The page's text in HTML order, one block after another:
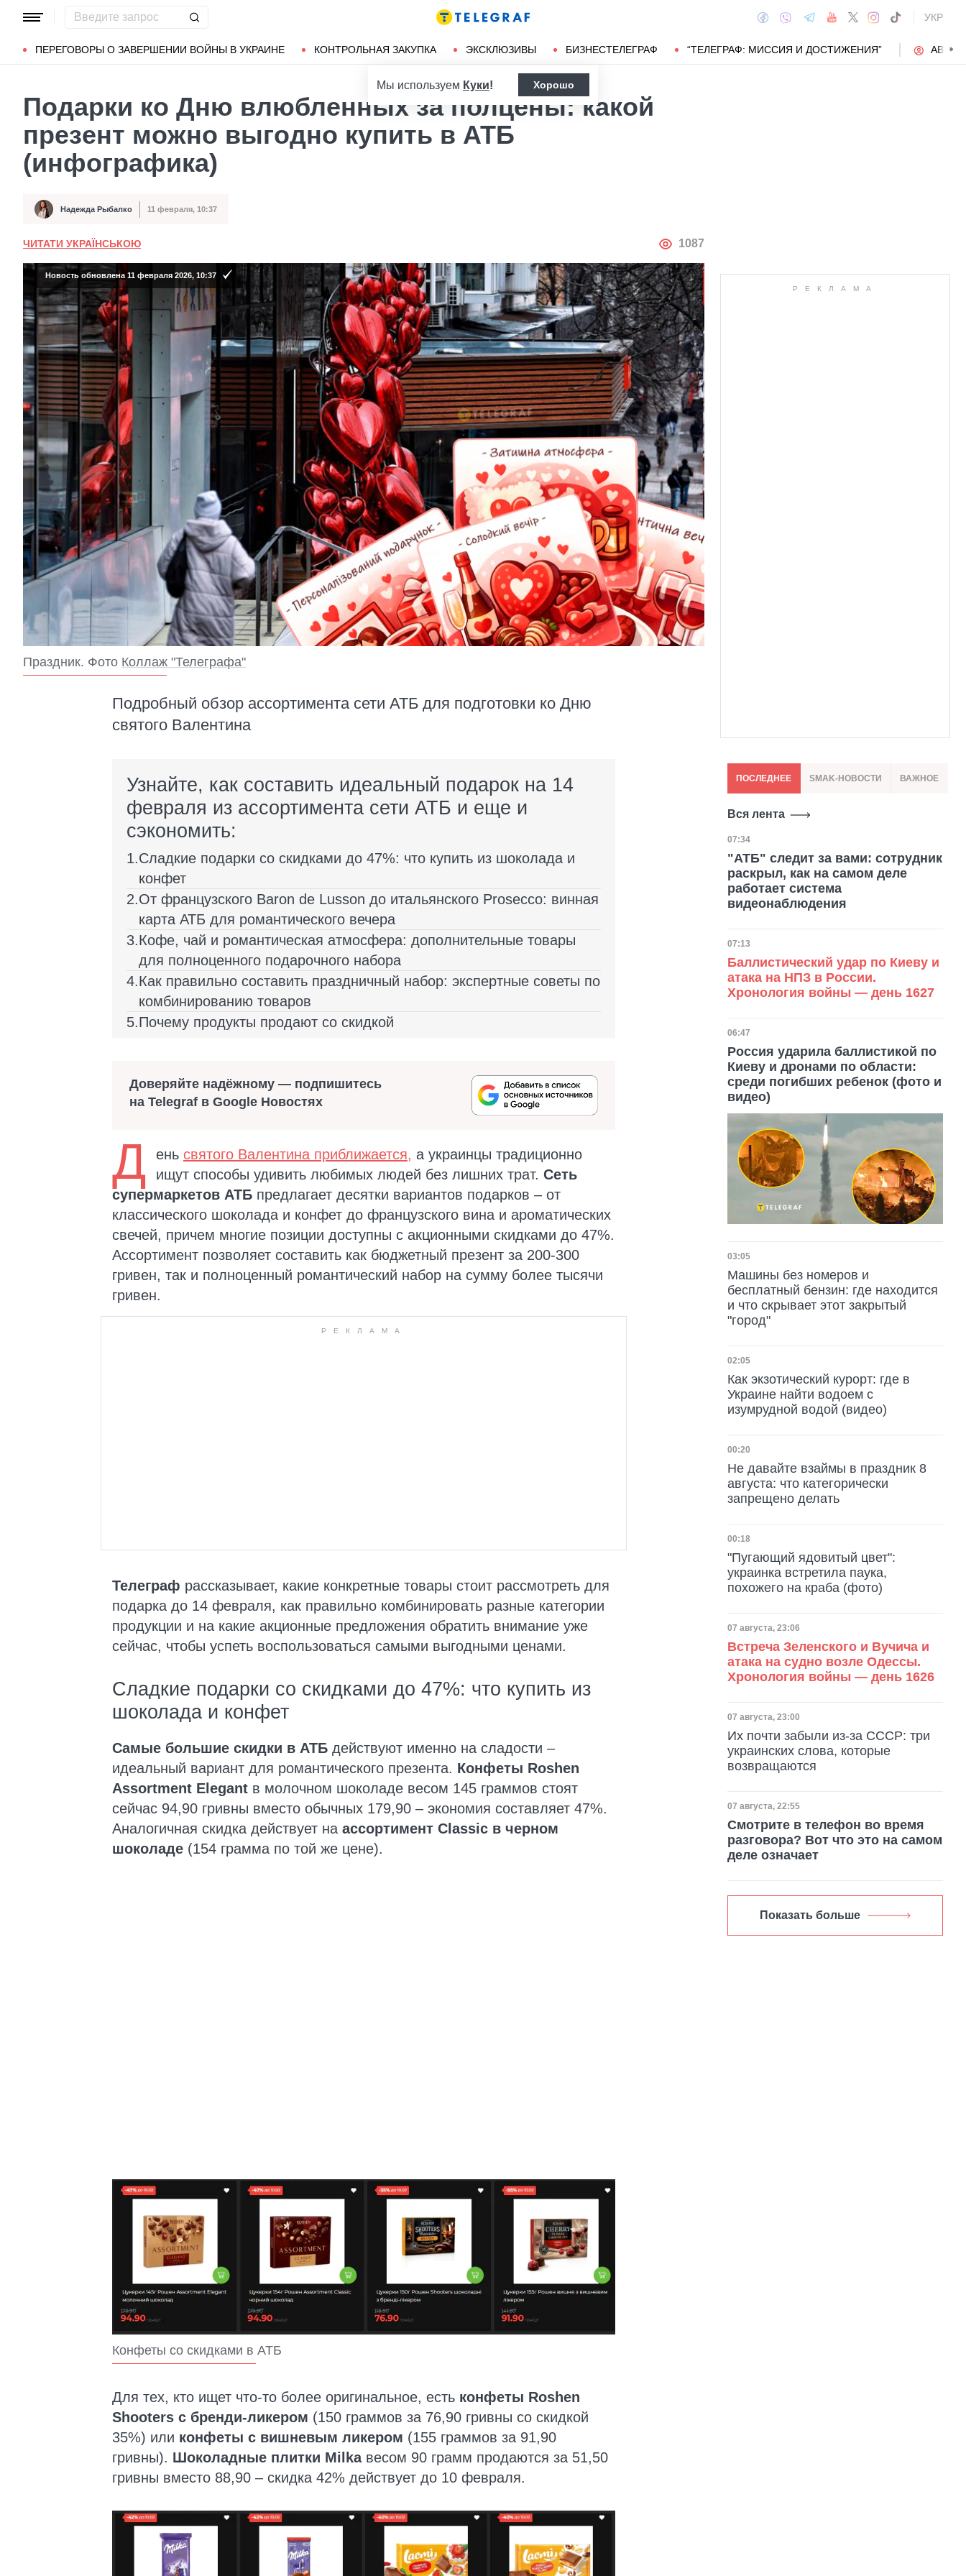
УКР
ПЕРЕГОВОРЫ О ЗАВЕРШЕНИИ ВОЙНЫ В УКРАИНЕ КОНТРОЛЬНАЯ ЗАКУПКА ЭКСКЛЮЗИВЫ БИЗНЕСТЕЛЕГРАФ “ТЕЛЕГРАФ: МИССИЯ И ДОСТИЖЕНИЯ”
Популярные запросы Мариуполь
Мы используем Куки! Хорошо
Подарки ко Дню влюбленных за полцены: какой
презент можно выгодно купить в АТБ
(инфографика)
Автор Надежда Рыбалко
Дата публикации 11 февраля, 10:37
ЧИТАТИ УКРАЇНСЬКОЮ АВТОР
1087
Новость обновлена 11 февраля 2026, 10:37
Праздник. Фото Коллаж "Телеграфа"
Подробный обзор ассортимента сети АТБ для подготовки ко Дню
святого Валентина
Узнайте, как составить идеальный подарок на 14
февраля из ассортимента сети АТБ и еще и
сэкономить:
Сладкие подарки со скидками до 47%: что купить из шоколада и
конфет
От французского Baron de Lusson до итальянского Prosecco: винная
карта АТБ для романтического вечера
Кофе, чай и романтическая атмосфера: дополнительные товары
для полноценного подарочного набора
Как правильно составить праздничный набор: экспертные советы по
комбинированию товаров
Почему продукты продают со скидкой
Доверяйте надёжному — подпишитесь
на Telegraf в Google Новостях
Д ень святого Валентина приближается, а украинцы традиционно
ищут способы удивить любимых людей без лишних трат. Сеть
супермаркетов АТБ предлагает десятки вариантов подарков – от
классического шоколада и конфет до французского вина и ароматических
свечей, причем многие позиции доступны с акционными скидками до 47%.
Ассортимент позволяет составить как бюджетный презент за 200-300
гривен, так и полноценный романтический набор на сумму более тысячи
гривен.
Телеграф рассказывает, какие конкретные товары стоит рассмотреть для
подарка до 14 февраля, как правильно комбинировать разные категории
продукции и на какие акционные предложения обратить внимание уже
сейчас, чтобы успеть воспользоваться самыми выгодными ценами.
Сладкие подарки со скидками до 47%: что купить из
шоколада и конфет
Самые большие скидки в АТБ действуют именно на сладости –
идеальный вариант для романтического презента. Конфеты Roshen
Assortment Elegant в молочном шоколаде весом 145 граммов стоят
сейчас 94,90 гривны вместо обычных 179,90 – экономия составляет 47%.
Аналогичная скидка действует на ассортимент Classic в черном
шоколаде (154 грамма по той же цене).
Конфеты со скидками в АТБ
Для тех, кто ищет что-то более оригинальное, есть конфеты Roshen
Shooters с бренди-ликером (150 граммов за 76,90 гривны со скидкой
35%) или конфеты с вишневым ликером (155 граммов за 91,90
гривны). Шоколадные плитки Milkaвесом 90 грамм продаются за 51,50
гривны вместо 88,90 – скидка 42% действует до 10 февраля.
ПОСЛЕДНЕЕ SMAK-НОВОСТИ ВАЖНОЕ
Вся лента
Дата публикации
07:34
"АТБ" следит за вами: сотрудник
раскрыл, как на самом деле
работает система
видеонаблюдения
Дата публикации
07:13
Баллистический удар по Киеву и
атака на НПЗ в России.
Хронология войны — день 1627
Дата публикации
06:47
Россия ударила баллистикой по
Киеву и дронами по области:
среди погибших ребенок (фото и
видео)
Дата публикации
03:05
Машины без номеров и
бесплатный бензин: где находится
и что скрывает этот закрытый
"город"
Дата публикации
02:05
Как экзотический курорт: где в
Украине найти водоем с
изумрудной водой (видео)
Дата публикации
00:20
Не давайте взаймы в праздник 8
августа: что категорически
запрещено делать
Дата публикации
00:18
"Пугающий ядовитый цвет":
украинка встретила паука,
похожего на краба (фото)
Дата публикации
07 августа, 23:06
Встреча Зеленского и Вучича и
атака на судно возле Одессы.
Хронология войны — день 1626
Дата публикации
07 августа, 23:00
Их почти забыли из-за СССР: три
украинских слова, которые
возвращаются
Дата публикации
07 августа, 22:55
Смотрите в телефон во время
разговора? Вот что это на самом
деле означает
Показать больше